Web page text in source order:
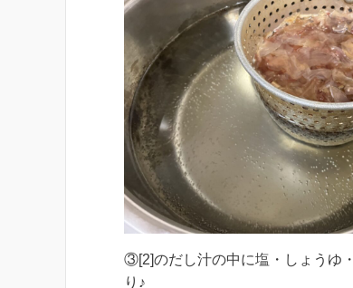
③[2]のだし汁の中に塩・しょうゆ
り♪